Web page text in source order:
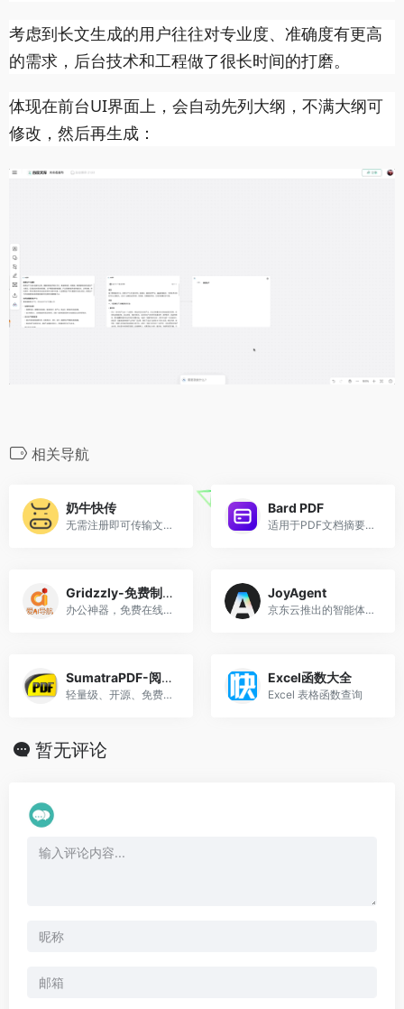
考虑到长文生成的用户往往对专业度、准确度有更高
的需求，后台技术和工程做了很长时间的打磨。
体现在前台UI界面上，会自动先列大纲，不满大纲可
修改，然后再生成：
相关导航
奶牛快传
无需注册即可传输文件，上传下载不限速
Bard PDF
适用于PDF文档摘要和分析的终极AI工具
Gridzzly-免费制作网格纸
办公神器，免费在线生成网格打印纸
JoyAgent
京东云推出的智能体平台
SumatraPDF-阅读器
轻量级、开源、免费的PDF阅读器
Excel函数大全
Excel 表格函数查询
暂无评论